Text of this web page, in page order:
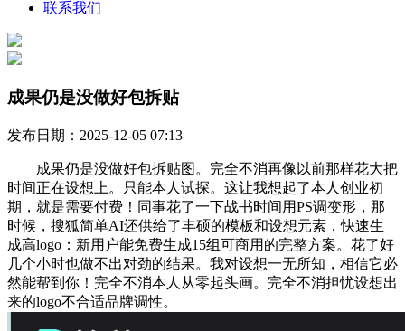
联系我们
成果仍是没做好包拆贴
发布日期：2025-12-05 07:13
成果仍是没做好包拆贴图。完全不消再像以前那样花大把
时间正在设想上。只能本人试探。这让我想起了本人创业初
期，就是需要付费！同事花了一下战书时间用PS调变形，那
时候，搜狐简单AI还供给了丰硕的模板和设想元素，快速生
成高logo：新用户能免费生成15组可商用的完整方案。花了好
几个小时也做不出对劲的结果。我对设想一无所知，相信它必
然能帮到你！完全不消本人从零起头画。完全不消担忧设想出
来的logo不合适品牌调性。